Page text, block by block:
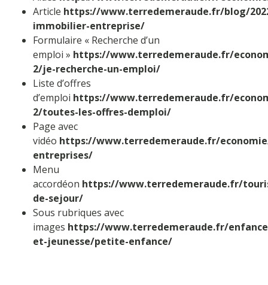
Article https://www.terredemeraude.fr/blog/
immobilier-entreprise/
Formulaire « Recherche d’un
emploi » https://www.terredemeraude.fr/
2/je-recherche-un-emploi/
Liste d’offres
d’emploi https://www.terredemeraude.fr/
2/toutes-les-offres-demploi/
Page avec
vidéo https://www.terredemeraude.fr/
entreprises/
Menu
accordéon https://www.terredemeraude.fr/
de-sejour/
Sous rubriques avec
images https://www.terredemeraude.fr/
et-jeunesse/petite-enfance/